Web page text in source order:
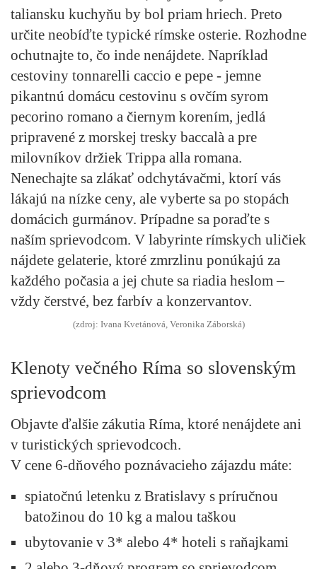
taliansku kuchyňu by bol priam hriech. Preto
určite neobíďte typické rímske osterie. Rozhodne
ochutnajte to, čo inde nenájdete. Napríklad
cestoviny tonnarelli caccio e pepe - jemne
pikantnú domácu cestovinu s ovčím syrom
pecorino romano a čiernym korením, jedlá
pripravené z morskej tresky baccalà a pre
milovníkov držiek Trippa alla romana.
Nenechajte sa zlákať odchytávačmi, ktorí vás
lákajú na nízke ceny, ale vyberte sa po stopách
domácich gurmánov. Prípadne sa poraďte s
naším sprievodcom. V labyrinte rímskych uličiek
nájdete gelaterie, ktoré zmrzlinu ponúkajú za
každého počasia a jej chute sa riadia heslom –
vždy čerstvé, bez farbív a konzervantov.
(zdroj: Ivana Kvetánová, Veronika Záborská)
Klenoty večného Ríma so slovenským
sprievodcom
Objavte ďalšie zákutia Ríma, ktoré nenájdete ani
v turistických sprievodcoch.
V cene 6-dňového poznávacieho zájazdu máte:
spiatočnú letenku z Bratislavy s príručnou
batožinou do 10 kg a malou taškou
ubytovanie v 3* alebo 4* hoteli s raňajkami